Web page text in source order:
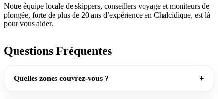
Notre équipe locale de skippers, conseillers voyage et moniteurs de
plongée, forte de plus de 20 ans d’expérience en Chalcidique, est là
pour vous aider.
Questions Fréquentes
Quelles zones couvrez-vous ?